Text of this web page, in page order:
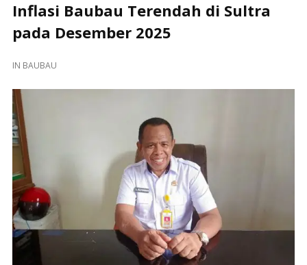
Inflasi Baubau Terendah di Sultra
pada Desember 2025
IN BAUBAU